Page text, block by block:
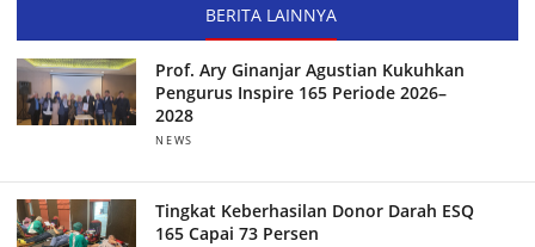
BERITA LAINNYA
Prof. Ary Ginanjar Agustian Kukuhkan
Pengurus Inspire 165 Periode 2026–
2028
NEWS
Tingkat Keberhasilan Donor Darah ESQ
165 Capai 73 Persen